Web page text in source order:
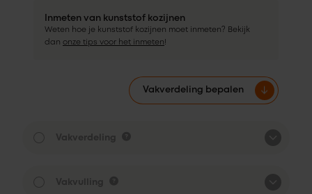
Inmeten van kunststof kozijnen
Weten hoe je kunststof kozijnen moet inmeten? Bekijk
dan onze tips voor het inmeten !
Vakverdeling bepalen